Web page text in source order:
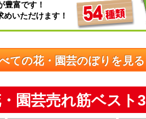
豊富です！
めいただけます！
ての花・園芸のぼりを見る
園芸売れ筋ベスト3